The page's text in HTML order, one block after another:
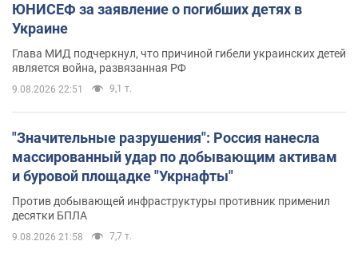
ЮНИСЕФ за заявление о погибших детях в
Украине
Глава МИД подчеркнул, что причиной гибели украинских детей
является война, развязанная РФ
9.08.2026 22:51 9,1 т.
"Значительные разрушения": Россия нанесла
массированный удар по добывающим активам
и буровой площадке "Укрнафты"
Против добывающей инфраструктуры противник применил
десятки БПЛА
9.08.2026 21:58 7,7 т.